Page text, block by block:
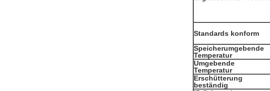
Standards konform
Speicherumgebende
Temperatur
Umgebende
Temperatur
Erschütterung
beständig